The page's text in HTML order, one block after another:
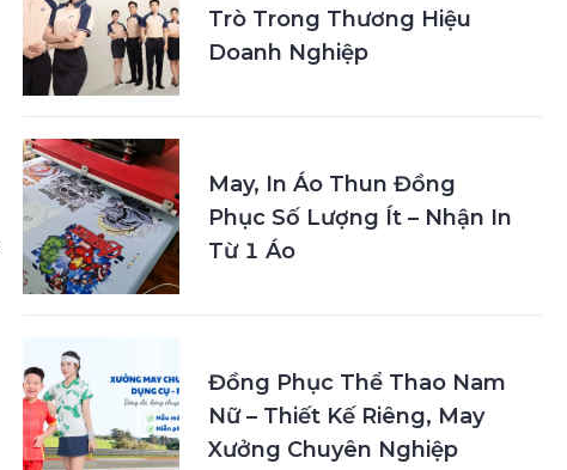
Trò Trong Thương Hiệu
Doanh Nghiệp
May, In Áo Thun Đồng
Phục Số Lượng Ít – Nhận In
Từ 1 Áo
Đồng Phục Thể Thao Nam
Nữ – Thiết Kế Riêng, May
Xưởng Chuyên Nghiệp